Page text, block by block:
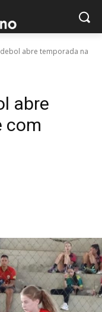
abre temporada na
abre
com